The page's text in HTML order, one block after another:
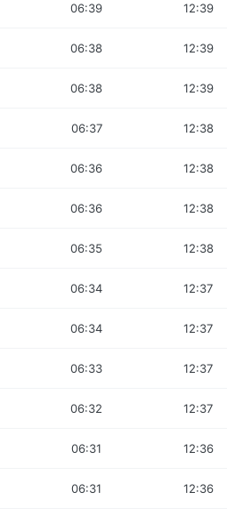
06:39 12:39
06:38 12:39
06:38 12:39
06:37 12:38
06:36 12:38
06:36 12:38
06:35 12:38
06:34 12:37
06:34 12:37
06:33 12:37
06:32 12:37
06:31 12:36
06:31 12:36